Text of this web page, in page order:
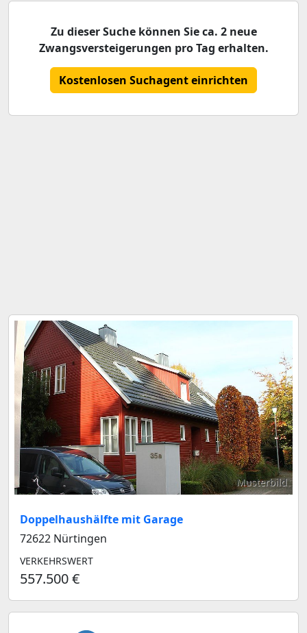
Zu dieser Suche können Sie ca. 2 neue
Zwangsversteigerungen pro Tag erhalten.
Kostenlosen Suchagent einrichten
Musterbild
Doppelhaushälfte mit Garage
72622 Nürtingen
VERKEHRSWERT
557.500 €